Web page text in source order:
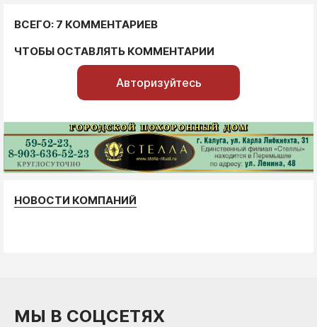
ВСЕГО: 7 КОММЕНТАРИЕВ
ЧТОБЫ ОСТАВЛЯТЬ КОММЕНТАРИИ
Авторизуйтесь
НОВОСТИ КОМПАНИЙ
МЫ В СОЦСЕТЯХ